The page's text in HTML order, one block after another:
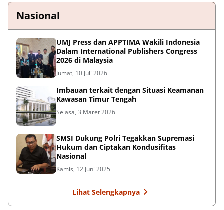
Nasional
UMJ Press dan APPTIMA Wakili Indonesia
Dalam International Publishers Congress
2026 di Malaysia
Jumat, 10 Juli 2026
Imbauan terkait dengan Situasi Keamanan
Kawasan Timur Tengah
Selasa, 3 Maret 2026
SMSI Dukung Polri Tegakkan Supremasi
Hukum dan Ciptakan Kondusifitas
Nasional
Kamis, 12 Juni 2025
Lihat Selengkapnya